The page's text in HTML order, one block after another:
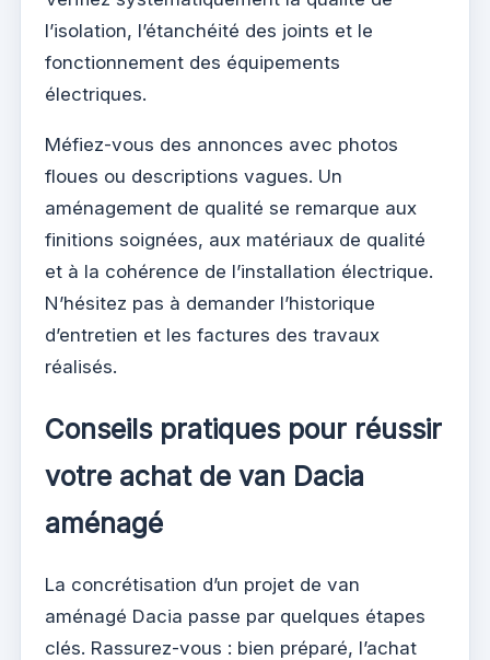
l’isolation, l’étanchéité des joints et le
fonctionnement des équipements
électriques.
Méfiez-vous des annonces avec photos
floues ou descriptions vagues. Un
aménagement de qualité se remarque aux
finitions soignées, aux matériaux de qualité
et à la cohérence de l’installation électrique.
N’hésitez pas à demander l’historique
d’entretien et les factures des travaux
réalisés.
Conseils pratiques pour réussir
votre achat de van Dacia
aménagé
La concrétisation d’un projet de van
aménagé Dacia passe par quelques étapes
clés. Rassurez-vous : bien préparé, l’achat